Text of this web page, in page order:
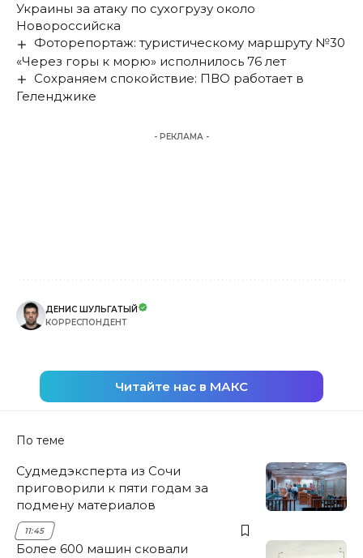
Украины за атаку по сухогрузу около
Новороссийска
Фоторепортаж: туристическому маршруту №30
«Через горы к морю» исполнилось 76 лет
Сохраняем спокойствие: ПВО работает в
Геленджике
- РЕКЛАМА -
ДЕНИС ШУЛЬГАТЫЙ
КОРРЕСПОНДЕНТ
Читайте нас в МАКС
По теме
Судмедэксперта из Сочи
приговорили к пяти годам за
подмену материалов
11:45
Более 600 машин сковали